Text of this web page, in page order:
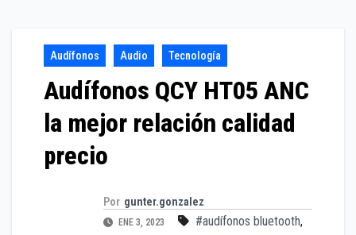
Audífonos Audio Tecnología
Audífonos QCY HT05 ANC
la mejor relación calidad
precio
Por gunter.gonzalez
ENE 3, 2023 #audífonos bluetooth,